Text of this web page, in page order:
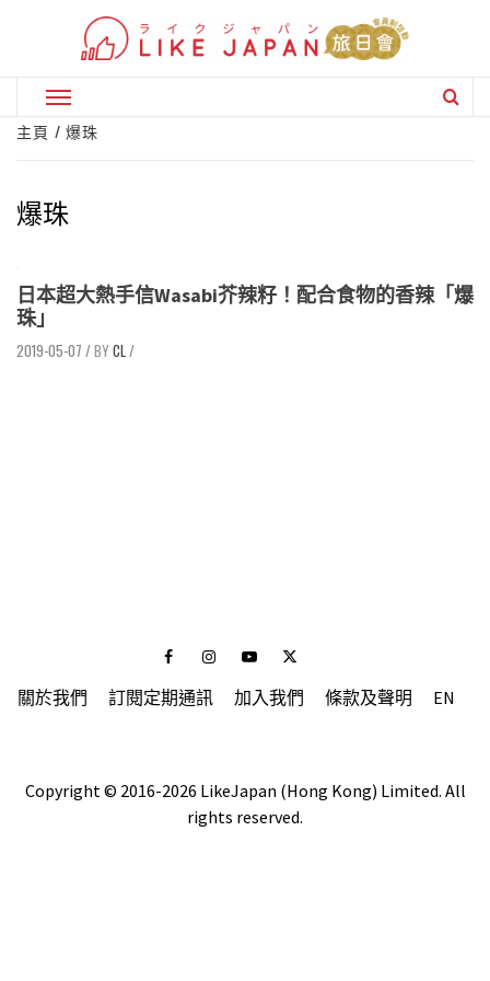
Primary
Menu
主頁 爆珠
爆珠
日本超大熱手信Wasabi芥辣籽！配合食物的香辣「爆
珠」
2019-05-07 / CL /
FacebookInstagramYoutubeTwitter
關於我們 訂閱定期通訊 加入我們 條款及聲明 EN
Copyright © 2016-2026 LikeJapan (Hong Kong) Limited. All
rights reserved.